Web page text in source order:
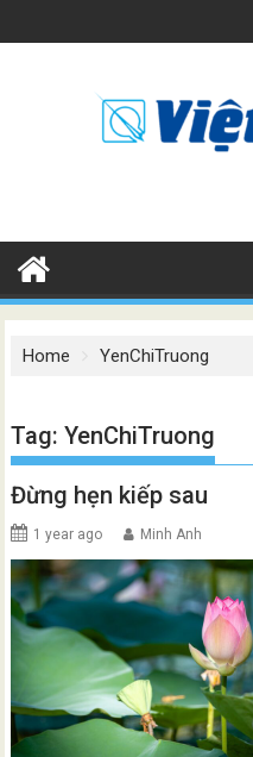
to
Home YenChiTruong
Tag:YenChiTruong
Đừng hẹn kiếp sau
1 year ago Minh Anh